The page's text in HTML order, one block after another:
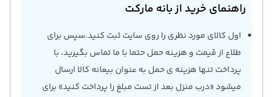
راهنمای خرید از بانه مارکت
اول کالای مورد نظری را روی سایت ثبت کنید.سپس برای
طلاع از قیمت و هزینه حمل حتما با ما تماس بگیرید، با
پرداخت تنها هزینه ی حمل به عنوان بیعانه کالا ارسال
میشود «درب منزل بعد از تست مبلغ را پرداخت کنید» برای